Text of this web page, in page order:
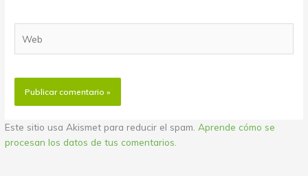
Este sitio usa Akismet para reducir el spam. Aprende cómo se
procesan los datos de tus comentarios.